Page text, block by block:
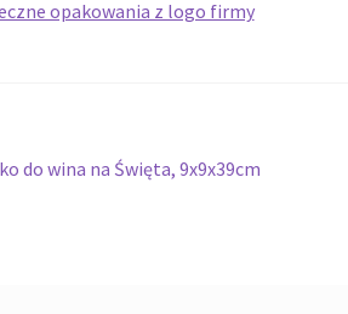
do wina na Święta, 9x9x39cm